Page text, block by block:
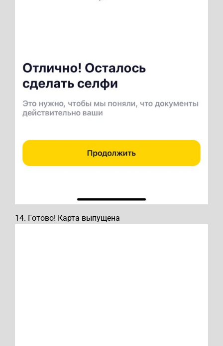
14. Готово! Карта выпущена